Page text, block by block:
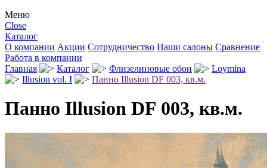
Меню
Close
Каталог
О компании Акции Сотрудничество Наши салоны Сравнение
Работа в компании
Главная
Каталог Флизелиновые обои
Loymina
Illusion vol. I
Панно Illusion DF 003, кв.м.
Панно Illusion DF 003, кв.м.